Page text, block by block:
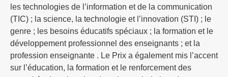
les technologies de l’information et de la communication
(TIC) ; la science, la technologie et l’innovation (STI) ; le
genre ; les besoins éducatifs spéciaux ; la formation et le
développement professionnel des enseignants ; et la
profession enseignante . Le Prix a également mis l’accent
sur l’éducation, la formation et le renforcement des